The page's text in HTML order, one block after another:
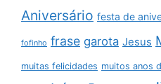
Aniversário festa de
fofinho frase garota Jesus
muitas felicidades muitos anos